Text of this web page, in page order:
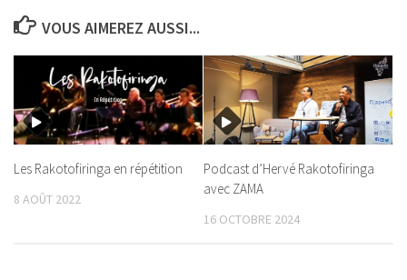
VOUS AIMEREZ AUSSI...
Les Rakotofiringa en répétition
8 AOÛT 2022
Podcast d’Hervé Rakotofiringa
avec ZAMA
16 OCTOBRE 2024